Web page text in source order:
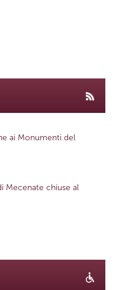
ai Monumenti del
Mecenate chiuse al